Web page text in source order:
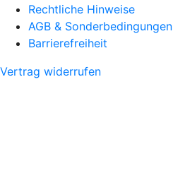
Rechtliche Hinweise
AGB & Sonderbedingungen
Barrierefreiheit
Vertrag widerrufen